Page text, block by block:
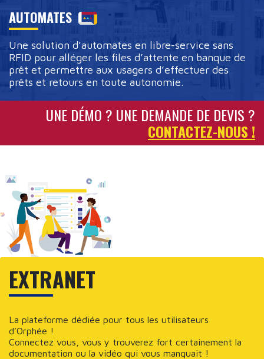
AUTOMATES
Une solution d’automates en libre-service sans
RFID pour alléger les files d’attente en banque de
prêt et permettre aux usagers d’effectuer des
prêts et retours en toute autonomie.
UNE DÉMO ? UNE DEMANDE DE DEVIS ?
CONTACTEZ-NOUS !
EXTRANET
La plateforme dédiée pour tous les utilisateurs
d’Orphée !
Connectez vous, vous y trouverez fort certainement la
documentation ou la vidéo qui vous manquait !